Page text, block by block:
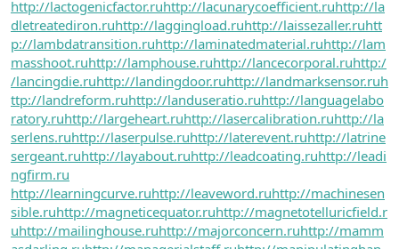
http://lactogenicfactor.ruhttp://lacunarycoefficient.ruhttp://la
dletreatediron.ruhttp://laggingload.ruhttp://laissezaller.ruhtt
p://lambdatransition.ruhttp://laminatedmaterial.ruhttp://lam
masshoot.ruhttp://lamphouse.ruhttp://lancecorporal.ruhttp:/
/lancingdie.ruhttp://landingdoor.ruhttp://landmarksensor.ruh
ttp://landreform.ruhttp://landuseratio.ruhttp://languagelabo
ratory.ruhttp://largeheart.ruhttp://lasercalibration.ruhttp://la
serlens.ruhttp://laserpulse.ruhttp://laterevent.ruhttp://latrine
sergeant.ruhttp://layabout.ruhttp://leadcoating.ruhttp://leadi
ngfirm.ru
http://learningcurve.ruhttp://leaveword.ruhttp://machinesen
sible.ruhttp://magneticequator.ruhttp://magnetotelluricfield.r
uhttp://mailinghouse.ruhttp://majorconcern.ruhttp://mamm